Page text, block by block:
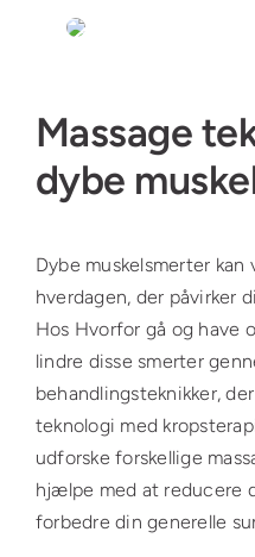
større
billede
Massage
dybe
Dybe muskelsmerter
hverdagen, der påvirker
Hos Hvorfor gå og have
lindre disse smerter
behandlingsteknikker,
teknologi med
udforske forskellige
hjælpe med at reducere
forbedre din generelle